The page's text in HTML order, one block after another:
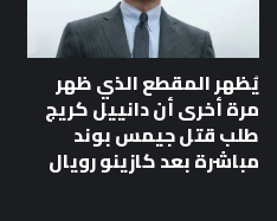
يُظهر المقطع الذي ظهر
مرة أخرى أن دانييل كريج
طلب قتل جيمس بوند
مباشرة بعد كازينو رويال